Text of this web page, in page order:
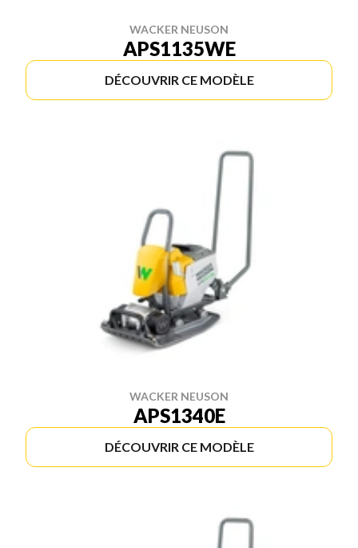
WACKER NEUSON
APS1135WE
DÉCOUVRIR CE MODÈLE
WACKER NEUSON
APS1340E
DÉCOUVRIR CE MODÈLE